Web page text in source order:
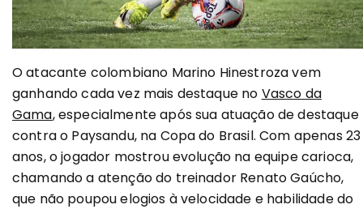
O atacante colombiano Marino Hinestroza vem
ganhando cada vez mais destaque no Vasco da
Gama, especialmente após sua atuação de destaque
contra o Paysandu, na Copa do Brasil. Com apenas 23
anos, o jogador mostrou evolução na equipe carioca,
chamando a atenção do treinador Renato Gaúcho,
que não poupou elogios à velocidade e habilidade do